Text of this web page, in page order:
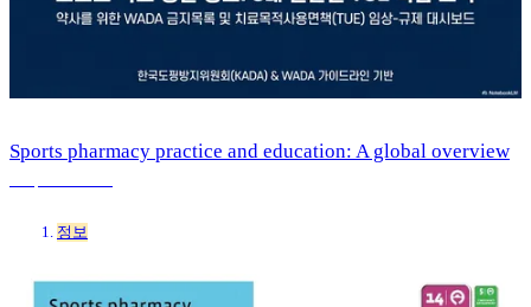
Sports pharmacy practice and education: A global overview
정보